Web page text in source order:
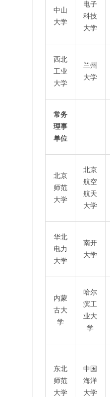
中山
大学
电子
科技
大学
西北
工业
大学
兰州
大学
常务
理事
单位
北京
师范
大学
北京
航空
航天
大学
华北
电力
大学
南开
大学
内蒙
古大
学
哈尔
滨工
业大
学
东北
师范
大学
中国
海洋
大学